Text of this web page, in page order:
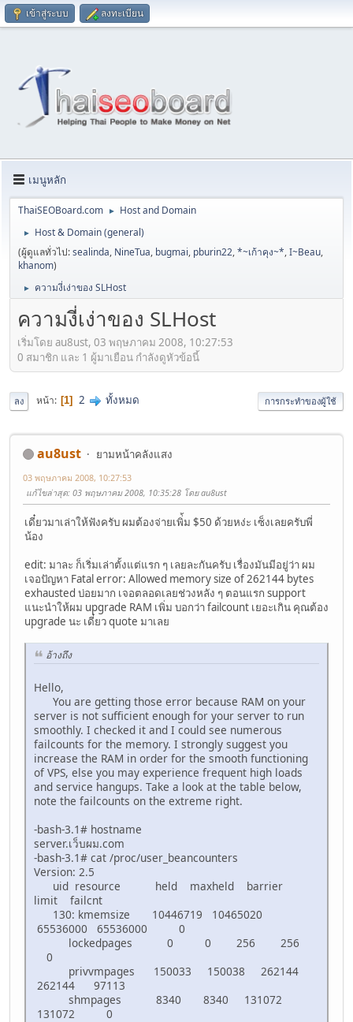
เข้าสู่ระบบ ลงทะเบียน
เมนูหลัก
ThaiSEOBoard.com ► Host and Domain
►
Host & Domain (general)
(ผู้ดูแลทั่วไป:sealinda, NineTua, bugmai, pburin22,*~เก้าคุง~*,I~Beau,
khanom)
► ความงี่เง่าของ SLHost
ความงี่เง่าของ SLHost
เริ่มโดย au8ust, 03 พฤษภาคม 2008, 10:27:53
0 สมาชิก และ 1 ผู้มาเยือน กำลังดูหัวข้อนี้
ลง หน้า 1 2 ทั้งหมด การกระทำของผู้ใช้
au8ust ยามหน้าคลังแสง
03 พฤษภาคม 2008, 10:27:53
แก้ไขล่าสุด: 03 พฤษภาคม 2008, 10:35:28 โดย au8ust
เดี๋ยวมาเล่าให้ฟังครับ ผมต้องจ่ายเพิ่้ม $50 ด้วยหง่ะ เซ็งเลยครับพี่
น้อง
edit: มาละ ก็เริ่มเล่าตั้งแต่แรก ๆ เลยละกันครับ เรื่องมันมีอยู่ว่า ผม
เจอปัญหา Fatal error: Allowed memory size of 262144 bytes
exhausted บ่อยมาก เจอตลอดเลยช่วงหลัง ๆ ตอนแรก support
แนะนำให้ผม upgrade RAM เพิ่ม บอกว่า failcount เยอะเกิน คุณต้อง
upgrade นะ เดี๋ยว quote มาเลย
อ้างถึง
Hello,
You are getting those error because RAM on your
server is not sufficient enough for your server to run
smoothly. I checked it and I could see numerous
failcounts for the memory. I strongly suggest you
increase the RAM in order for the smooth functioning
of VPS, else you may experience frequent high loads
and service hangups. Take a look at the table below,
note the failcounts on the extreme right.
-bash-3.1# hostname
server.เว็บผม.com
-bash-3.1# cat /proc/user_beancounters
Version: 2.5
uid resource held maxheld barrier
limit failcnt
130: kmemsize 10446719 10465020
65536000 65536000 0
lockedpages 0 0 256 256
0
privvmpages 150033 150038 262144
262144 97113
shmpages 8340 8340 131072
131072 0